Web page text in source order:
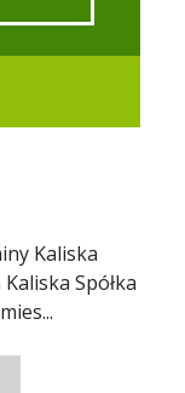
Spółka
z o.o. zwraca się z prośbą do mies...